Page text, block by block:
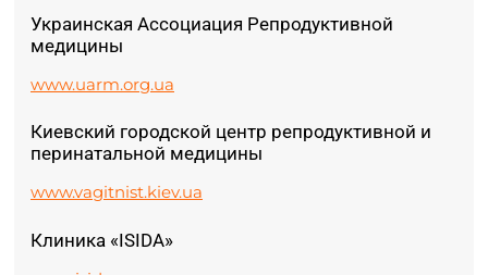
Украинская Ассоциация Репродуктивной
медицины
www.uarm.org.ua
Киевский городской центр репродуктивной и
перинатальной медицины
www.vagitnist.kiev.ua
Клиника «ISIDA»